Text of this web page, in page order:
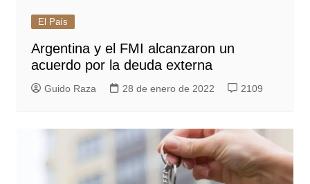
El País
Argentina y el FMI alcanzaron un
acuerdo por la deuda externa
Guido Raza 28 de enero de 2022 2109